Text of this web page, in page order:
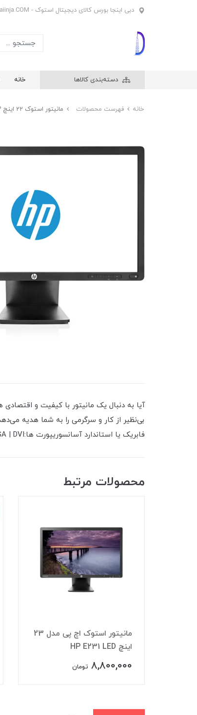
دبی اینجا بورس کالای دیجیتال استوک - Dubaiinja.IR Dubaiinja.COM
دسته‌بندی کالاها خانه
خانه فهرست محصولات مانیتور استوک 22 اینچ HP مدل V221
فابریک یا استاندارد آسانسوریپورت ها:VGA | DVIوضعیت کالا:استوک
محصولات مرتبط
مانیتور استوک اچ پی مدل 23
اینچ HP E231 LED
8,800,000 تومان